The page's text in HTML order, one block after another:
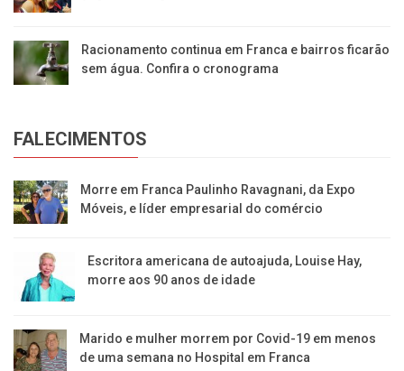
Racionamento continua em Franca e bairros ficarão
sem água. Confira o cronograma
FALECIMENTOS
Morre em Franca Paulinho Ravagnani, da Expo
Móveis, e líder empresarial do comércio
Escritora americana de autoajuda, Louise Hay,
morre aos 90 anos de idade
Marido e mulher morrem por Covid-19 em menos
de uma semana no Hospital em Franca